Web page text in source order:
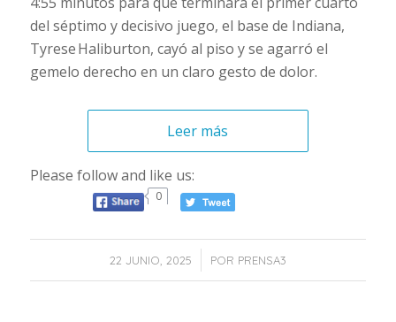
del séptimo y decisivo juego, el base de Indiana,
Tyrese Haliburton, cayó al piso y se agarró el
gemelo derecho en un claro gesto de dolor.
Leer más
Please follow and like us:
0
22 JUNIO, 2025
/ POR PRENSA3